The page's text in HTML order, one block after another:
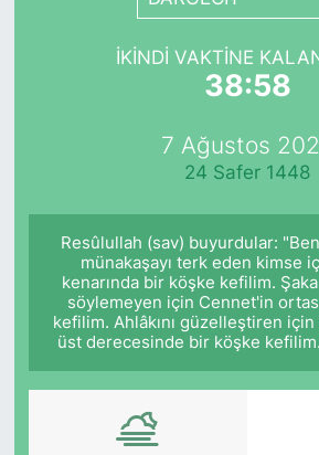
İKINDI VAKTINE
38:58
7 Ağustos
24 Safer 1448
Resûlullah (sav) buyurdular:
münakaşayı terk eden kimse
kenarında bir köşke kefilim.
söylemeyen için Cennet'in
kefilim. Ahlâkını güzelleştiren
üst derecesinde bir köşke
TFF 1.Lig Puan Durumu ve
Tüm Manşetler
Haber Arşivi